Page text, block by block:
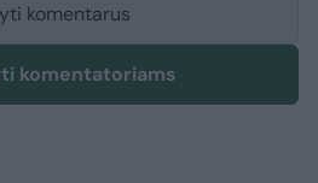
komentarus
komentatoriams